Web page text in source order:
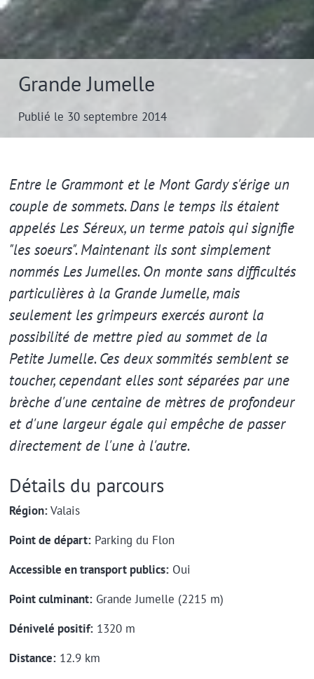
Grande Jumelle
Publié le 30 septembre 2014
Extrait
Entre le Grammont et le Mont Gardy s'érige un
couple de sommets. Dans le temps ils étaient
appelés Les Séreux, un terme patois qui signifie
"les soeurs". Maintenant ils sont simplement
nommés Les Jumelles. On monte sans difficultés
particulières à la Grande Jumelle, mais
seulement les grimpeurs exercés auront la
possibilité de mettre pied au sommet de la
Petite Jumelle. Ces deux sommités semblent se
toucher, cependant elles sont séparées par une
brèche d'une centaine de mètres de profondeur
et d'une largeur égale qui empêche de passer
directement de l'une à l'autre.
Détails du parcours
Région:Valais
Point de départ:Parking du Flon
Accessible en transport publics:Oui
Point culminant:Grande Jumelle (2215 m)
Dénivelé positif:1320 m
Distance:12.9 km